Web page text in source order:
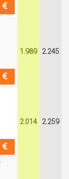
1.989 2.245
2.014 2.259